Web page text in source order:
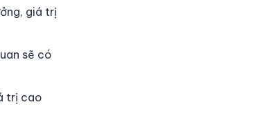
giá trị
sẽ có
trị cao